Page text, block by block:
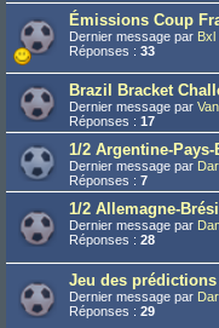
Émissions Coup
Dernier message par Bxl
Réponses : 33
Brazil Bracket
Dernier message par
Réponses : 17
1/2 Argentine-
Dernier message par
Réponses : 7
1/2 Allemagne-
Dernier message par
Réponses : 28
Jeu des
Dernier message par
Réponses : 29